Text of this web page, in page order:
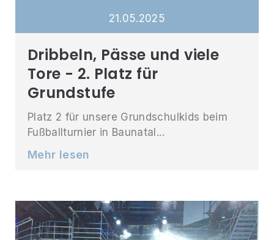
21.05.2025
Dribbeln, Pässe und viele
Tore - 2. Platz für
Grundstufe
Platz 2 für unsere Grundschulkids beim
Fußballturnier in Baunatal...
Mehr lesen